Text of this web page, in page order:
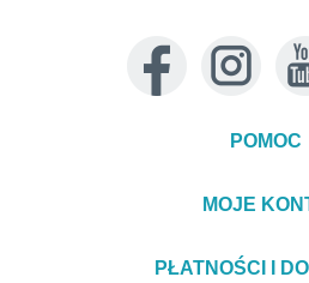
POMOC
MOJE
PŁATNOŚCI I